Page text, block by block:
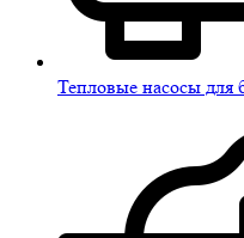
Тепловые насосы для